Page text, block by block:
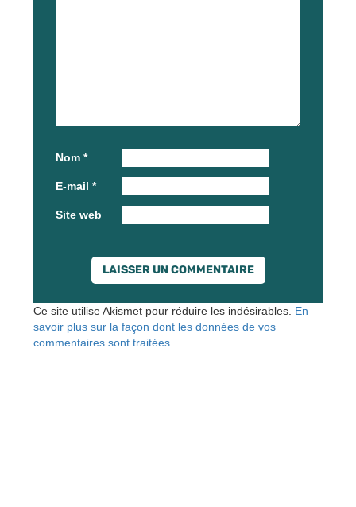
Nom *
E-mail *
Site web
Ce site utilise Akismet pour réduire les indésirables. En
savoir plus sur la façon dont les données de vos
commentaires sont traitées